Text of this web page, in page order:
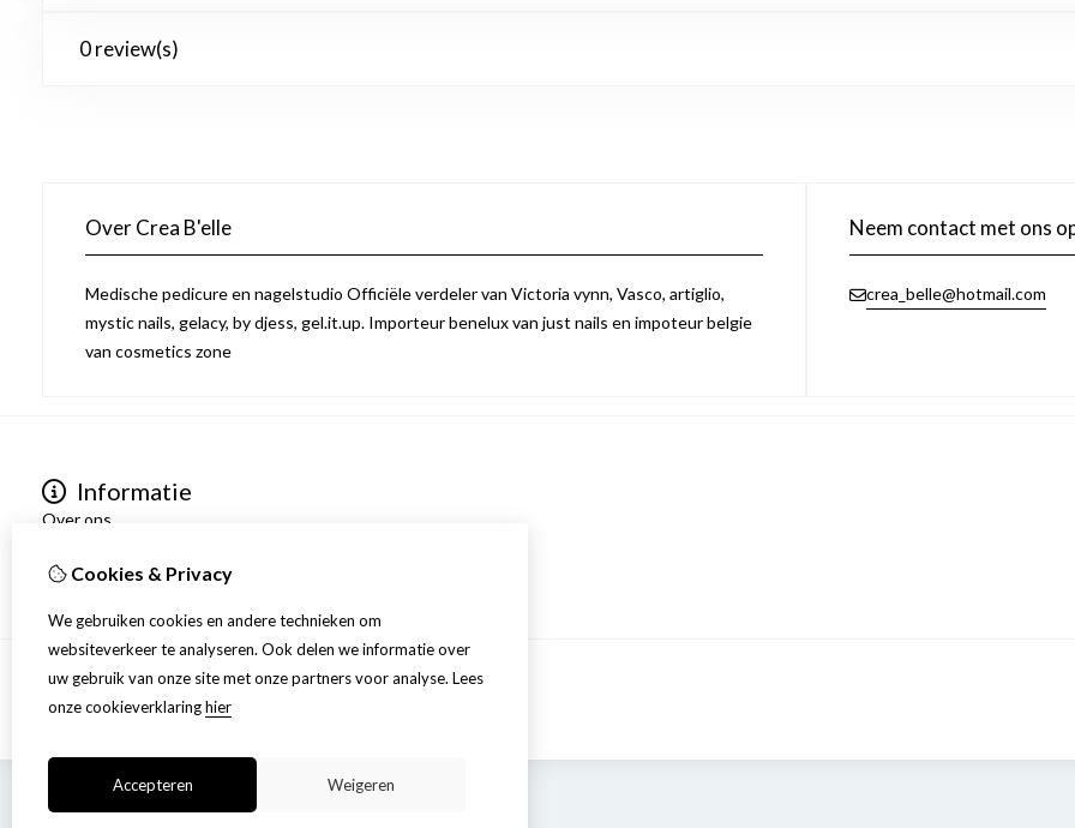
0 review(s)
Over Crea B'elle
Medische pedicure en nagelstudio Officiële verdeler van Victoria vynn, Vasco, artiglio,
mystic nails, gelacy, by djess, gel.it.up. Importeur benelux van just nails en impoteur belgie
van cosmetics zone
Neem contact met ons
crea_belle@hotmail.com
Informatie
Over ons
Algemene voorwaarden
Cookies & Privacy
We gebruiken cookies en andere technieken om
websiteverkeer te analyseren. Ook delen we informatie over
uw gebruik van onze site met onze partners voor analyse. Lees
onze cookieverklaringhier
Accepteren Weigeren